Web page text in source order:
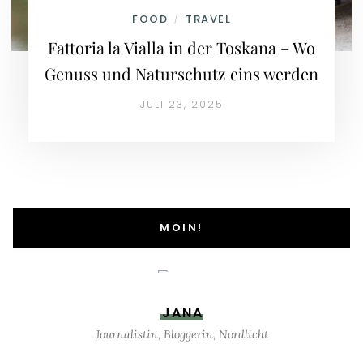
FOOD / TRAVEL
Fattoria la Vialla in der Toskana – Wo
Genuss und Naturschutz eins werden
JULI 23, 2025
MOIN!
JANA
Journalistin, Bloggerin, Nordlicht